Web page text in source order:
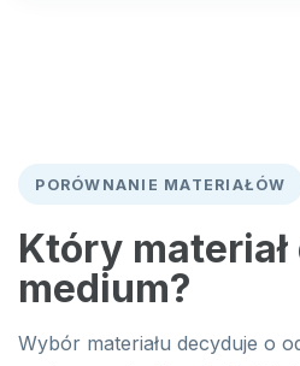
PORÓWNANIE MATERIAŁÓW
Który
medium?
Wybór materiału decyduje o